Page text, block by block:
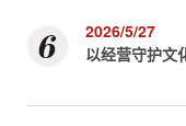
2026/5/27
以经营守护文